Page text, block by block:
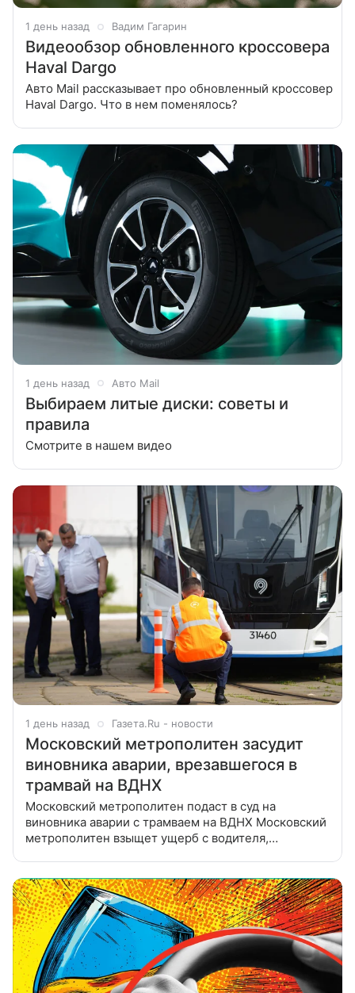
1 день назад Вадим Гагарин
Видеообзор обновленного кроссовера
Haval Dargo
Авто Mail рассказывает про обновленный кроссовер
Haval Dargo. Что в нем поменялось?
1 день назад Авто Mail
Выбираем литые диски: советы и
правила
Смотрите в нашем видео
1 день назад Газета.Ru - новости
Московский метрополитен засудит
виновника аварии, врезавшегося в
трамвай на ВДНХ
Московский метрополитен подаст в суд на
виновника аварии с трамваем на ВДНХ Московский
метрополитен взыщет ущерб с водителя,